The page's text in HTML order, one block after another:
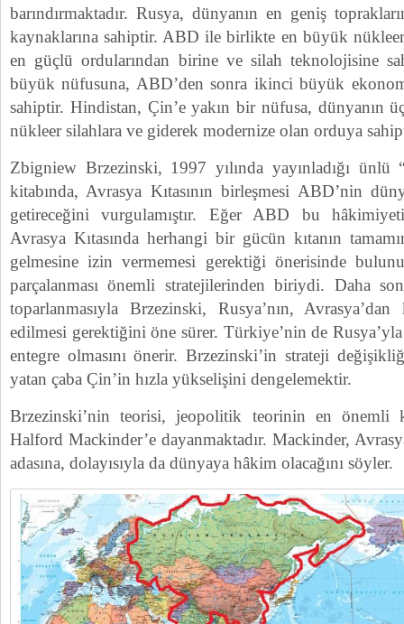
barındırmaktadır. Rusya, dünyanın en geniş
kaynaklarına sahiptir. ABD ile birlikte en büyük
en güçlü ordularından birine ve silah teknolojisine
büyük nüfusuna, ABD’den sonra ikinci büyük
sahiptir. Hindistan, Çin’e yakın bir nüfusa, dünyanın
nükleer silahlara ve giderek modernize olan orduya
Zbigniew Brzezinski, 1997 yılında yayınladığı ünlü
kitabında, Avrasya Kıtasının birleşmesi ABD’nin
getireceğini vurgulamıştır. Eğer ABD bu
Avrasya Kıtasında herhangi bir gücün kıtanın
gelmesine izin vermemesi gerektiği önerisinde
parçalanması önemli stratejilerinden biriydi. Daha
toparlanmasıyla Brzezinski, Rusya’nın,
edilmesi gerektiğini öne sürer. Türkiye’nin de Rusya’yla
entegre olmasını önerir. Brzezinski’in strateji
yatan çaba Çin’in hızla yükselişini dengelemektir.
Brzezinski’nin teorisi, jeopolitik teorinin en önemli
Halford Mackinder’e dayanmaktadır. Mackinder,
adasına, dolayısıyla da dünyaya hâkim olacağını söyler.